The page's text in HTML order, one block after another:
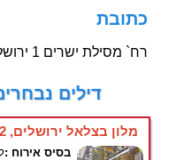
כתובת
רח` מסילת ישרים 1 ירושלים
דילים
מלון בצלאל ירושלים, 2 לילות ,סופ"ש
בסיס אירוח :